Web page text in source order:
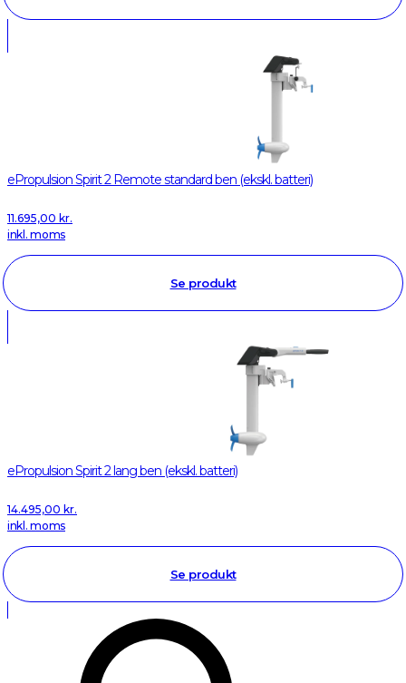
ePropulsion Spirit 2 Remote standard ben (ekskl. batteri)
11.695,00 kr.
inkl. moms
Se produkt
ePropulsion Spirit 2 lang ben (ekskl. batteri)
14.495,00 kr.
inkl. moms
Se produkt